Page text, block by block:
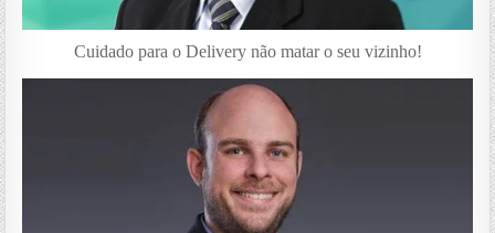
Cuidado para o Delivery não matar o seu vizinho!